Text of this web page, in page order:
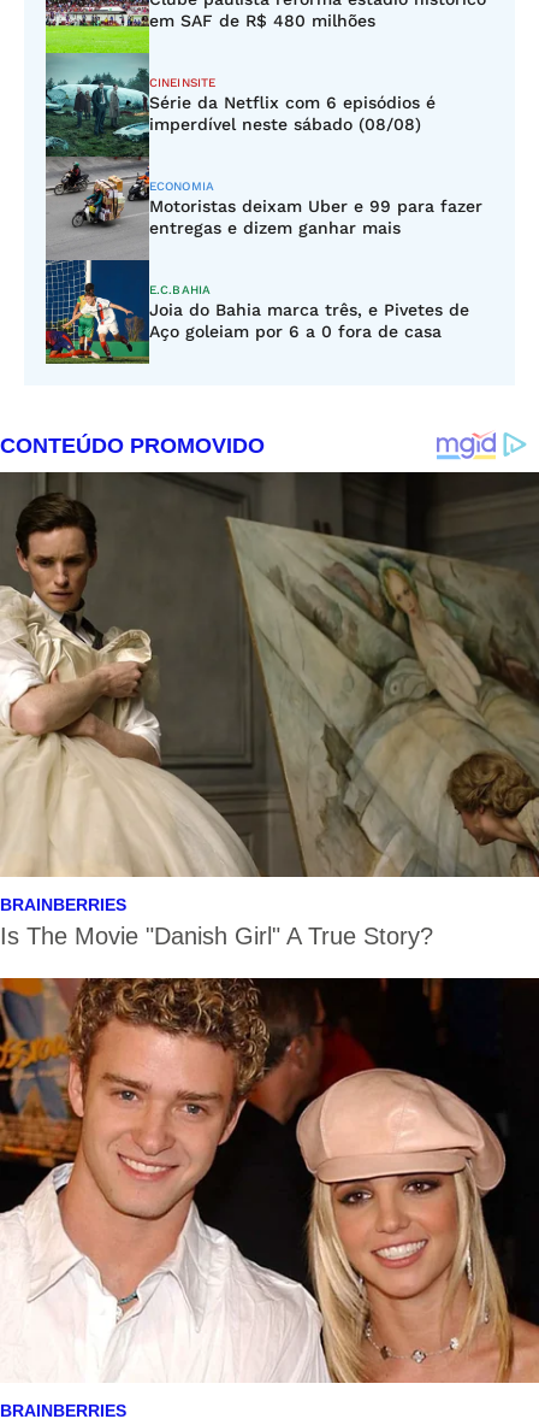
em SAF de R$ 480 milhões
CINEINSITE
Série da Netflix com 6 episódios é
imperdível neste sábado (08/08)
ECONOMIA
Motoristas deixam Uber e 99 para fazer
entregas e dizem ganhar mais
E.C.BAHIA
Joia do Bahia marca três, e Pivetes de
Aço goleiam por 6 a 0 fora de casa